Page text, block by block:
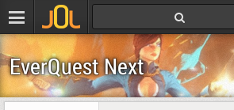
EverQuest Next